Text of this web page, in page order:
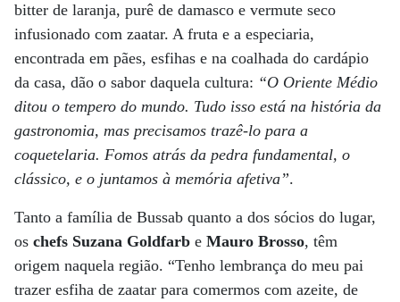
bitter de laranja, purê de damasco e vermute seco
infusionado com zaatar. A fruta e a especiaria,
encontrada em pães, esfihas e na coalhada do cardápio
da casa, dão o sabor daquela cultura: “O Oriente Médio
ditou o tempero do mundo. Tudo isso está na história da
gastronomia, mas precisamos trazê-lo para a
coquetelaria. Fomos atrás da pedra fundamental, o
clássico, e o juntamos à memória afetiva”.
Tanto a família de Bussab quanto a dos sócios do lugar,
os chefs Suzana Goldfarb e Mauro Brosso, têm
origem naquela região. “Tenho lembrança do meu pai
trazer esfiha de zaatar para comermos com azeite, de